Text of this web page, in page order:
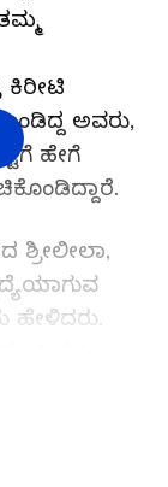
ಕಿರೀಟಿ
ಅವರು,
ಹೇಗೆ
ಶ್ರೀಲೀಲಾ,
ಹೇಳಿದರು.